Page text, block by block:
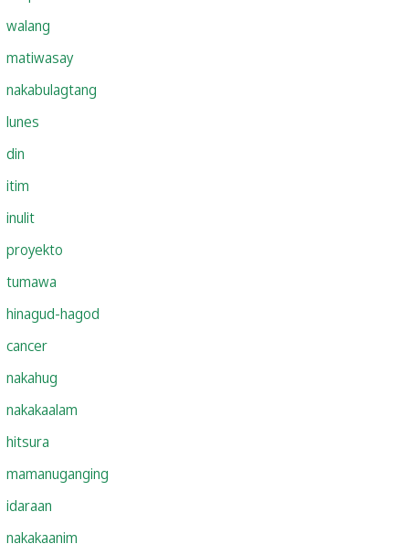
walang
matiwasay
nakabulagtang
lunes
din
itim
inulit
proyekto
tumawa
hinagud-hagod
cancer
nakahug
nakakaalam
hitsura
mamanuganging
idaraan
nakakaanim